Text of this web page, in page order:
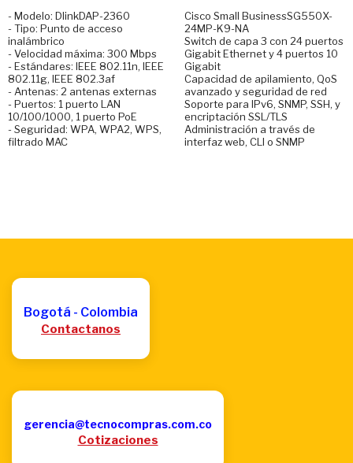
- Modelo: DlinkDAP-2360
- Tipo: Punto de acceso
inalámbrico
- Velocidad máxima: 300 Mbps
- Estándares: IEEE 802.11n, IEEE
802.11g, IEEE 802.3af
- Antenas: 2 antenas externas
- Puertos: 1 puerto LAN
10/100/1000, 1 puerto PoE
- Seguridad: WPA, WPA2, WPS,
filtrado MAC
Cisco Small BusinessSG550X-
24MP-K9-NA
Switch de capa 3 con 24 puertos
Gigabit Ethernet y 4 puertos 10
Gigabit
Capacidad de apilamiento, QoS
avanzado y seguridad de red
Soporte para IPv6, SNMP, SSH, y
encriptación SSL/TLS
Administración a través de
interfaz web, CLI o SNMP
Bogotá - Colombia
Contactanos
gerencia@tecnocompras.com.co
Cotizaciones